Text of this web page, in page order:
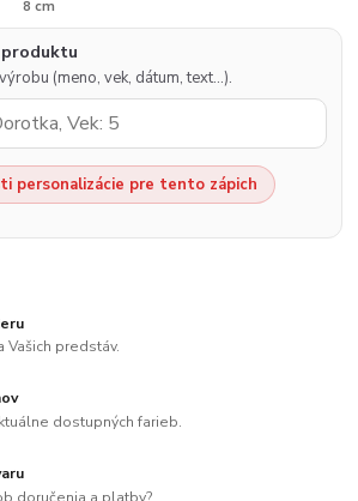
8 cm
(meno, vek, dátum, text…).
personalizácie pre tento zápich
Vašich predstáv.
dostupných farieb.